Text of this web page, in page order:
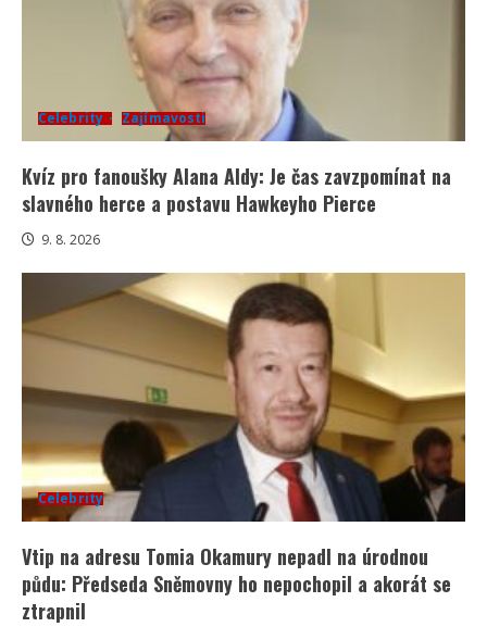
Celebrity Zajímavosti
Kvíz pro fanoušky Alana Aldy: Je čas zavzpomínat na
slavného herce a postavu Hawkeyho Pierce
9. 8. 2026
Celebrity
Vtip na adresu Tomia Okamury nepadl na úrodnou
půdu: Předseda Sněmovny ho nepochopil a akorát se
ztrapnil